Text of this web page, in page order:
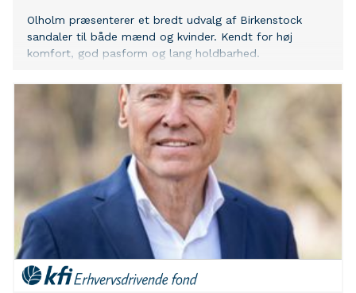
Olholm præsenterer et bredt udvalg af Birkenstock
sandaler til både mænd og kvinder. Kendt for høj
komfort, god pasform og lang holdbarhed.